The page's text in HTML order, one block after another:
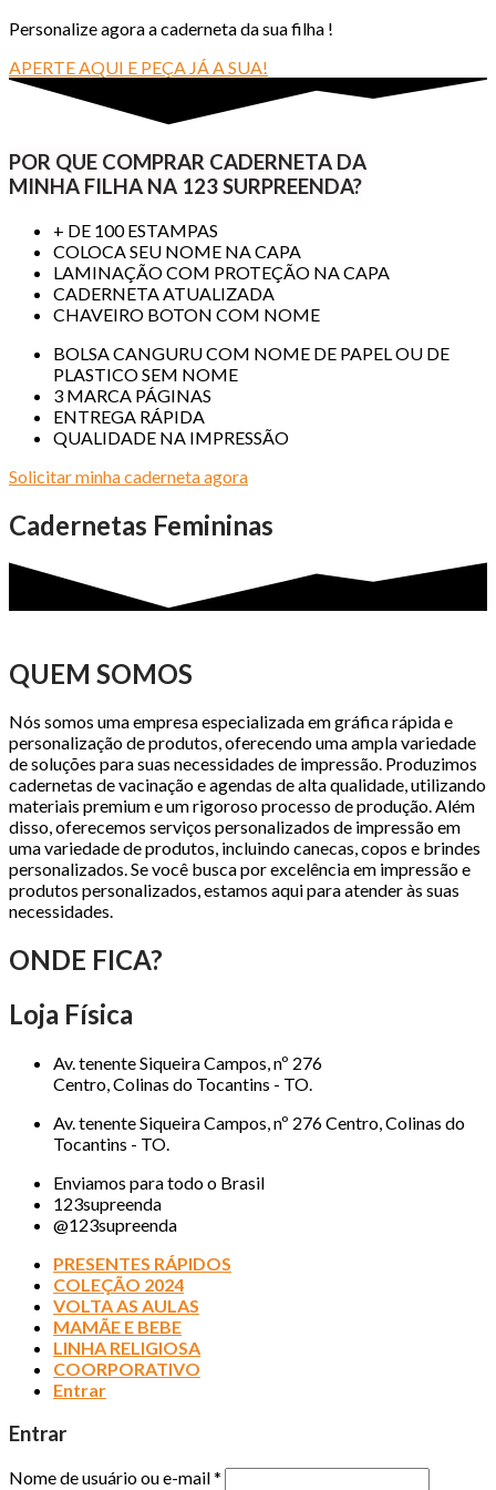
Personalize agora a caderneta da sua filha !
APERTE AQUI E PEÇA JÁ A SUA!
POR QUE COMPRAR CADERNETA DA
MINHA FILHA NA 123 SURPREENDA?
+ DE 100 ESTAMPAS
COLOCA SEU NOME NA CAPA
LAMINAÇÃO COM PROTEÇÃO NA CAPA
CADERNETA ATUALIZADA
CHAVEIRO BOTON COM NOME
BOLSA CANGURU COM NOME DE PAPEL OU DE
PLASTICO SEM NOME
3 MARCA PÁGINAS
ENTREGA RÁPIDA
QUALIDADE NA IMPRESSÃO
Solicitar minha caderneta agora
Cadernetas Femininas
QUEM SOMOS
Nós somos uma empresa especializada em gráfica rápida e
personalização de produtos, oferecendo uma ampla variedade
de soluções para suas necessidades de impressão. Produzimos
cadernetas de vacinação e agendas de alta qualidade, utilizando
materiais premium e um rigoroso processo de produção. Além
disso, oferecemos serviços personalizados de impressão em
uma variedade de produtos, incluindo canecas, copos e brindes
personalizados. Se você busca por excelência em impressão e
produtos personalizados, estamos aqui para atender às suas
necessidades.
ONDE FICA?
Loja Física
Av. tenente Siqueira Campos, nº 276
Centro, Colinas do Tocantins - TO.
Av. tenente Siqueira Campos, nº 276 Centro, Colinas do
Tocantins - TO.
Enviamos para todo o Brasil
123supreenda
@123supreenda
PRESENTES RÁPIDOS
COLEÇÃO 2024
VOLTA AS AULAS
MAMÃE E BEBE
LINHA RELIGIOSA
COORPORATIVO
Entrar
Entrar
Nome de usuário ou e-mail*